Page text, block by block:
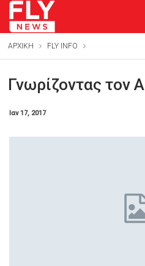
ΑΡΧΙΚΗ FLY INFO
Γνωρίζοντας τον
Ιαν 17, 2017